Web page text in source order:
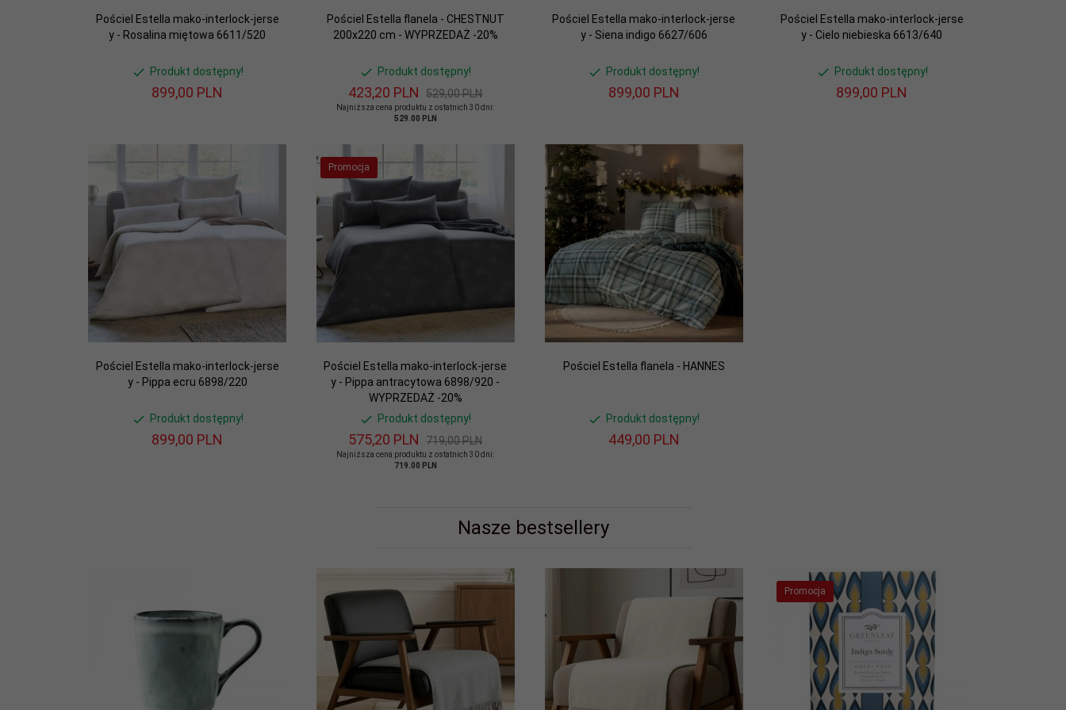
Pościel Estella mako-interlock-jerse
y - Rosalina miętowa 6611/520
Produkt dostępny!
899,00 PLN
Pościel Estella flanela - CHESTNUT
200x220 cm - WYPRZEDAŻ -20%
Produkt dostępny!
423,20 PLN 529,00 PLN
Najniższa cena produktu z ostatnich 30 dni:
529.00 PLN
Pościel Estella mako-interlock-jerse
y - Siena indigo 6627/606
Produkt dostępny!
899,00 PLN
Pościel Estella mako-interlock-jerse
y - Cielo niebieska 6613/640
Produkt dostępny!
899,00 PLN
Pościel Estella mako-interlock-jerse
y - Pippa ecru 6898/220
Produkt dostępny!
899,00 PLN
Promocja
Pościel Estella mako-interlock-jerse
y - Pippa antracytowa 6898/920 -
WYPRZEDAŻ -20%
Produkt dostępny!
575,20 PLN 719,00 PLN
Najniższa cena produktu z ostatnich 30 dni:
719.00 PLN
Pościel Estella flanela - HANNES
Produkt dostępny!
449,00 PLN
Nasze bestsellery
Promocja